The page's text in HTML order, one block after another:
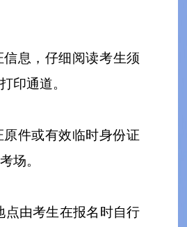
息，仔细阅读考生须
印通道。
件或有效临时身份证
场。
点由考生在报名时自行